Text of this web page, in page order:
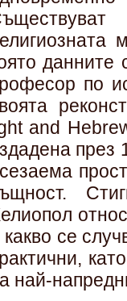
данните
по
and
през
какво се
най-